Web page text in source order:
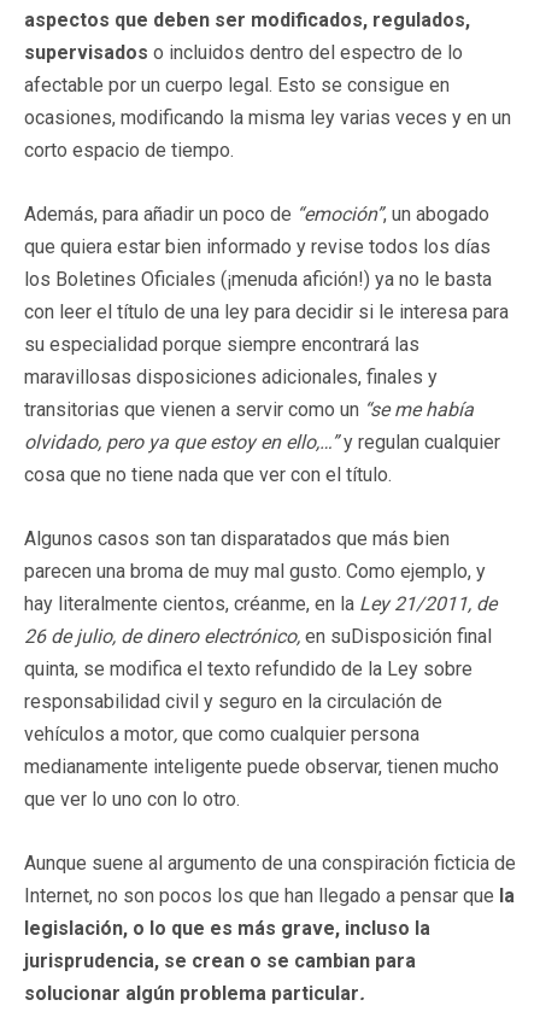
aspectos que deben ser modificados, regulados,
supervisados o incluidos dentro del espectro de lo
afectable por un cuerpo legal. Esto se consigue en
ocasiones, modificando la misma ley varias veces y en un
corto espacio de tiempo.
Además, para añadir un poco de “emoción”, un abogado
que quiera estar bien informado y revise todos los días
los Boletines Oficiales (¡menuda afición!) ya no le basta
con leer el título de una ley para decidir si le interesa para
su especialidad porque siempre encontrará las
maravillosas disposiciones adicionales, finales y
transitorias que vienen a servir como un “se me había
olvidado, pero ya que estoy en ello,…”y regulan cualquier
cosa que no tiene nada que ver con el título.
Algunos casos son tan disparatados que más bien
parecen una broma de muy mal gusto. Como ejemplo, y
hay literalmente cientos, créanme, en la Ley 21/2011, de
26 de julio, de dinero electrónico, en suDisposición final
quinta, se modifica el texto refundido de la Ley sobre
responsabilidad civil y seguro en la circulación de
vehículos a motor, que como cualquier persona
medianamente inteligente puede observar, tienen mucho
que ver lo uno con lo otro.
Aunque suene al argumento de una conspiración ficticia de
Internet, no son pocos los que han llegado a pensar que la
legislación, o lo que es más grave, incluso la
jurisprudencia, se crean o se cambian para
solucionar algún problema particular.